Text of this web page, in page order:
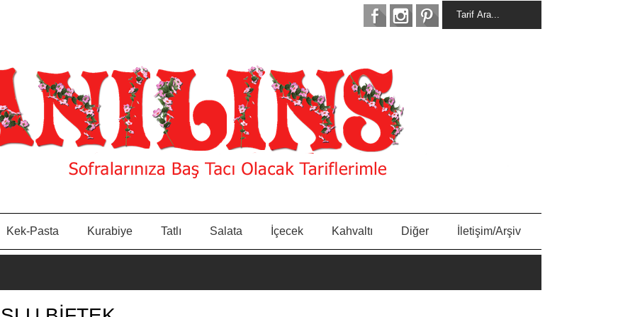
Kek-Pasta Kurabiye Tatlı Salata İçecek Kahvaltı Diğer İletişim/Arşiv